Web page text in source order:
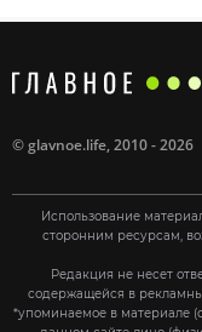
©glavnoe.life, 2010 - 2026
Использование
сторонним ресурсам,
Редакция не несет
содержащейся в
*упоминаемое в материале